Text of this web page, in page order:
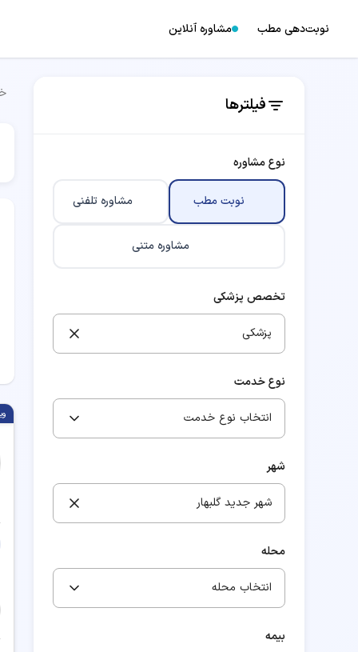
نوبت‌دهی مطب مشاوره آنلاین
فیلترها
نوع مشاوره
نوبت مطب مشاوره تلفنی
مشاوره متنی
تخصص پزشکی
پزشکی
نوع خدمت
انتخاب نوع خدمت
شهر
شهر جدید گلبهار
محله
انتخاب محله
بیمه